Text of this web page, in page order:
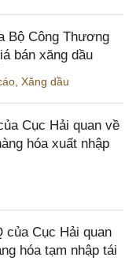
Bộ Công Thương
bán xăng dầu
Xăng dầu
Cục Hải quan về
hóa xuất nhập
của Cục Hải quan
hóa tạm nhập tái